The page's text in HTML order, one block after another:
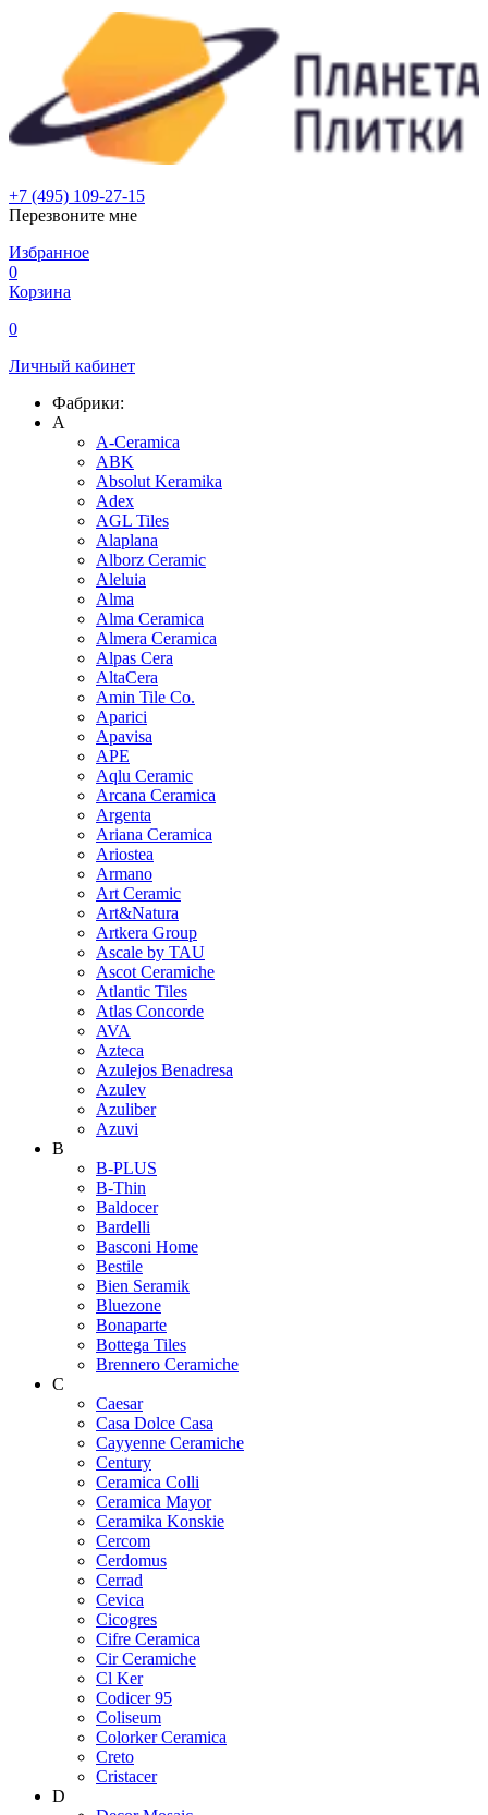
+7 (495) 109-27-15
Перезвоните мне
Избранное
0
Корзина
0
Личный кабинет
Фабрики:
A
A-Ceramica
ABK
Absolut Keramika
Adex
AGL Tiles
Alaplana
Alborz Ceramic
Aleluia
Alma
Alma Ceramica
Almera Ceramica
Alpas Cera
AltaCera
Amin Tile Co.
Aparici
Apavisa
APE
Aqlu Ceramic
Arcana Ceramica
Argenta
Ariana Ceramica
Ariostea
Armano
Art Ceramic
Art&Natura
Artkera Group
Ascale by TAU
Ascot Ceramiche
Atlantic Tiles
Atlas Concorde
AVA
Azteca
Azulejos Benadresa
Azulev
Azuliber
Azuvi
B
B-PLUS
B-Thin
Baldocer
Bardelli
Basconi Home
Bestile
Bien Seramik
Bluezone
Bonaparte
Bottega Tiles
Brennero Ceramiche
C
Caesar
Casa Dolce Casa
Cayyenne Ceramiche
Century
Ceramica Colli
Ceramica Mayor
Ceramika Konskie
Cercom
Cerdomus
Cerrad
Cevica
Cicogres
Cifre Ceramica
Cir Ceramiche
Cl Ker
Codicer 95
Coliseum
Colorker Ceramica
Creto
Cristacer
D